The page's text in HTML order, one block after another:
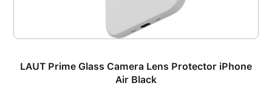
LAUT Prime Glass Camera Lens Protector iPhone
Air Black